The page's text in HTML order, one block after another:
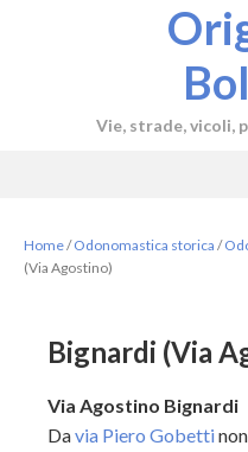
Vie, strade, vicoli,
Home/ Odonomastica storica /
(Via Agostino)
Bignardi (Via
Via Agostino Bignardi
Davia Piero Gobetti